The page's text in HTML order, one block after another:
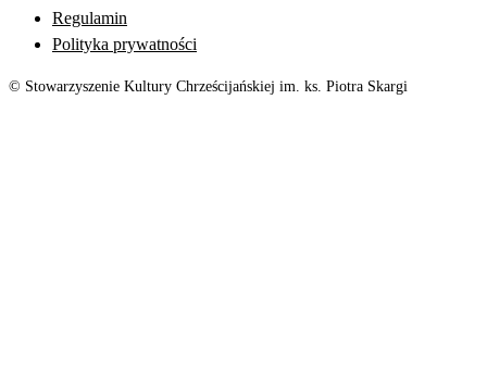
Regulamin
Polityka prywatności
© Stowarzyszenie Kultury Chrześcijańskiej im. ks. Piotra Skargi